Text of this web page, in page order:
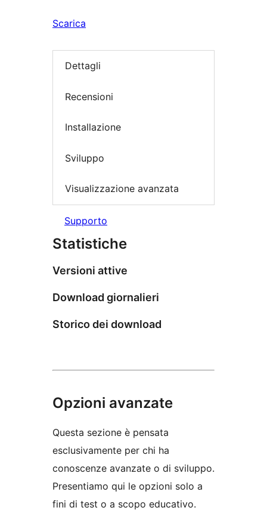
Scarica
Dettagli
Recensioni
Installazione
Sviluppo
Visualizzazione avanzata
Supporto
Statistiche
Versioni attive
Download giornalieri
Storico dei download
Opzioni avanzate
Questa sezione è pensata
esclusivamente per chi ha
conoscenze avanzate o di sviluppo.
Presentiamo qui le opzioni solo a
fini di test o a scopo educativo.